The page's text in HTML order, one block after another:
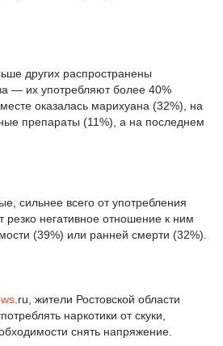
других распространены
— их употребляют более 40%
оказалась марихуана (32%), на
препараты (11%), а на последнем
сильнее всего от употребления
резко негативное отношение к ним
(39%) или ранней смерти (32%).
.ru, жители Ростовской области
наркотики от скуки,
снять напряжение.